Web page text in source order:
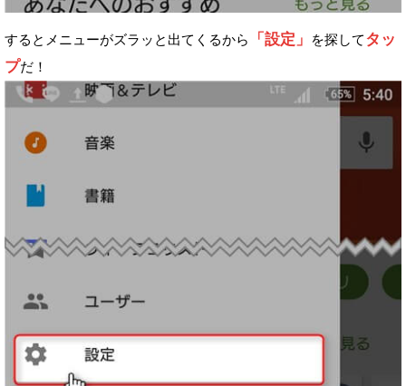
するとメニューがズラッと出てくるから 「設定」 を探してタッ
プだ！